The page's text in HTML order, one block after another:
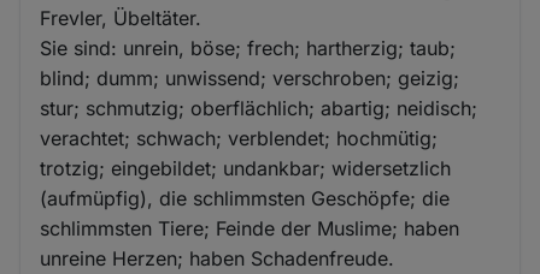
Frevler, Übeltäter.
Sie sind: unrein, böse; frech; hartherzig; taub;
blind; dumm; unwissend; verschroben; geizig;
stur; schmutzig; oberflächlich; abartig; neidisch;
verachtet; schwach; verblendet; hochmütig;
trotzig; eingebildet; undankbar; widersetzlich
(aufmüpfig), die schlimmsten Geschöpfe; die
schlimmsten Tiere; Feinde der Muslime; haben
unreine Herzen; haben Schadenfreude.